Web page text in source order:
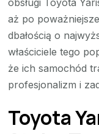
aż po
dbałością o
właściciele tego
że ich samochód
profesjonalizm i
Toyota